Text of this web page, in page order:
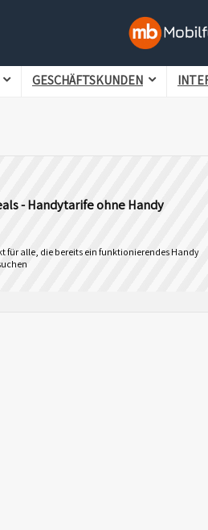
GESCHÄFTSKUNDEN
- Handytarife ohne Handy
für alle, die bereits ein funktionierendes Handy